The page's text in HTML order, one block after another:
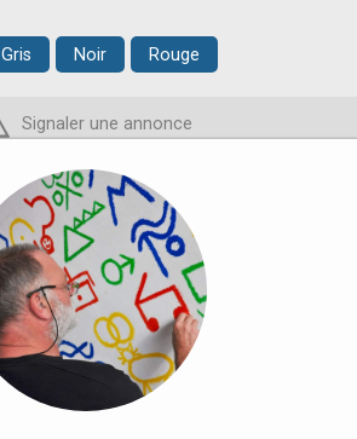
Gris Noir Rouge
Signaler une annonce